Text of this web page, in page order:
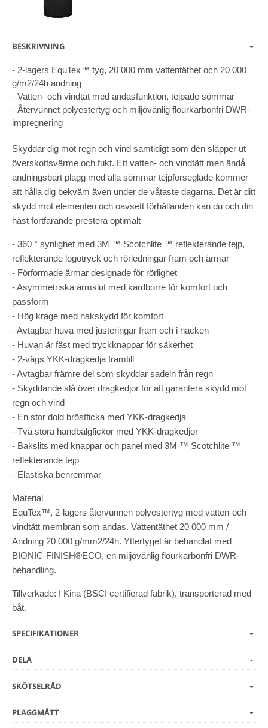
BESKRIVNING
- 2-lagers EquTex™ tyg, 20 000 mm vattentäthet och 20 000
g/m2/24h andning
- Vatten- och vindtät med andasfunktion, tejpade sömmar
- Återvunnet polyestertyg och miljövänlig flourkarbonfri DWR-
impregnering
Skyddar dig mot regn och vind samtidigt som den släpper ut
överskottsvärme och fukt. Ett vatten- och vindtätt men ändå
andningsbart plagg med alla sömmar tejpförseglade kommer
att hålla dig bekväm även under de våtaste dagarna. Det är ditt
skydd mot elementen och oavsett förhållanden kan du och din
häst fortfarande prestera optimalt
- 360 ° synlighet med 3M ™ Scotchlite ™ reflekterande tejp,
reflekterande logotryck och rörledningar fram och ärmar
- Förformade ärmar designade för rörlighet
- Asymmetriska ärmslut med kardborre för komfort och
passform
- Hög krage med hakskydd för komfort
- Avtagbar huva med justeringar fram och i nacken
- Huvan är fäst med tryckknappar för säkerhet
- 2-vägs YKK-dragkedja framtill
- Avtagbar främre del som skyddar sadeln från regn
- Skyddande slå över dragkedjor för att garantera skydd mot
regn och vind
- En stor dold bröstficka med YKK-dragkedja
- Två stora handbälgfickor med YKK-dragkedjor
- Bakslits med knappar och panel med 3M ™ Scotchlite ™
reflekterande tejp
- Elastiska benremmar
Material
EquTex™, 2-lagers återvunnen polyestertyg med vatten-och
vindtätt membran som andas. Vattentäthet 20 000 mm /
Andning 20 000 g/mm2/24h. Yttertyget är behandlat med
BIONIC-FINISH®ECO, en miljövänlig flourkarbonfri DWR-
behandling.
Tillverkade: I Kina (BSCI certifierad fabrik), transporterad med
båt.
SPECIFIKATIONER
DELA
SKÖTSELRÅD
PLAGGMÅTT